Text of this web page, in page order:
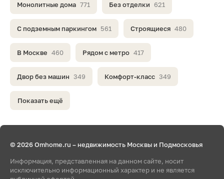
Монолитные дома 771 Без отделки 621
С подземным паркингом 561 Строящиеся 480
В Москве 460 Рядом с метро 417
Двор без машин 349 Комфорт-класс 349
Показать ещё
© 2026 Omhome.ru – недвижимость Москвы и Подмосковья
Информация, представленная на данном сайте, носит
исключительно информационный характер и не является